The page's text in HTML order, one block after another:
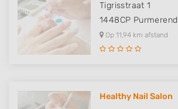
Tigrisstraat 1
1448CP Purmerend
Op 11,94 km afstand
Healthy Nail Salon